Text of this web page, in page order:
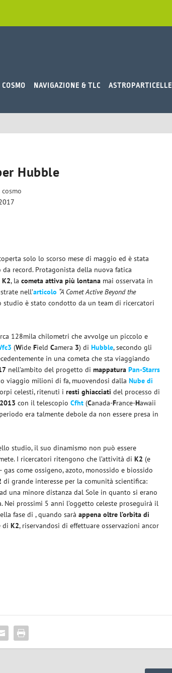
COSMO NAVIGAZIONE & TLC ASTROPARTICELLE
Hubble
cosmo
solo lo scorso mese di maggio ed è stata
record. Protagonista della nuova fatica
K2, lacometa attiva più lontana mai osservata in
nell’articolo “A Comet Active Beyond the
studio è stato condotto da un team di ricercatori
128mila chilometri che avvolge un piccolo e
(WideFieldCamera 3) diHubble, secondo gli
in una cometa che sta viaggiando
nell’ambito del progetto dimappaturaPan-Starrs
viaggio milioni di fa, muovendosi dallaNube di
celesti, ritenuti i resti ghiacciati del processo di
2013 con il telescopioCfht (Canada-France-Hawaii
era talmente debole da non essere presa in
studio, il suo dinamismo non può essere
I ricercatori ritengono che l’attività diK2 (e
gas come ossigeno, azoto, monossido e biossido
di grande interesse per la comunità scientifica:
una minore distanza dal Sole in quanto si erano
Nei prossimi 5 anni l’oggetto celeste proseguirà il
fase di , quando saràappena oltre l’orbita di
diK2, riservandosi di effettuare osservazioni ancor